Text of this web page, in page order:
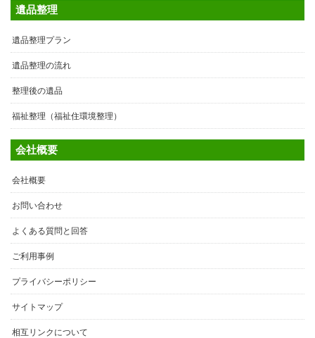
遺品整理
遺品整理プラン
遺品整理の流れ
整理後の遺品
福祉整理（福祉住環境整理）
会社概要
会社概要
お問い合わせ
よくある質問と回答
ご利用事例
プライバシーポリシー
サイトマップ
相互リンクについて